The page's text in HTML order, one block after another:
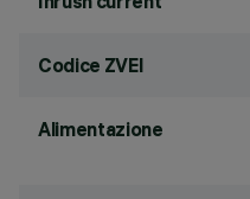
Codice ZVEI
Alimentazione